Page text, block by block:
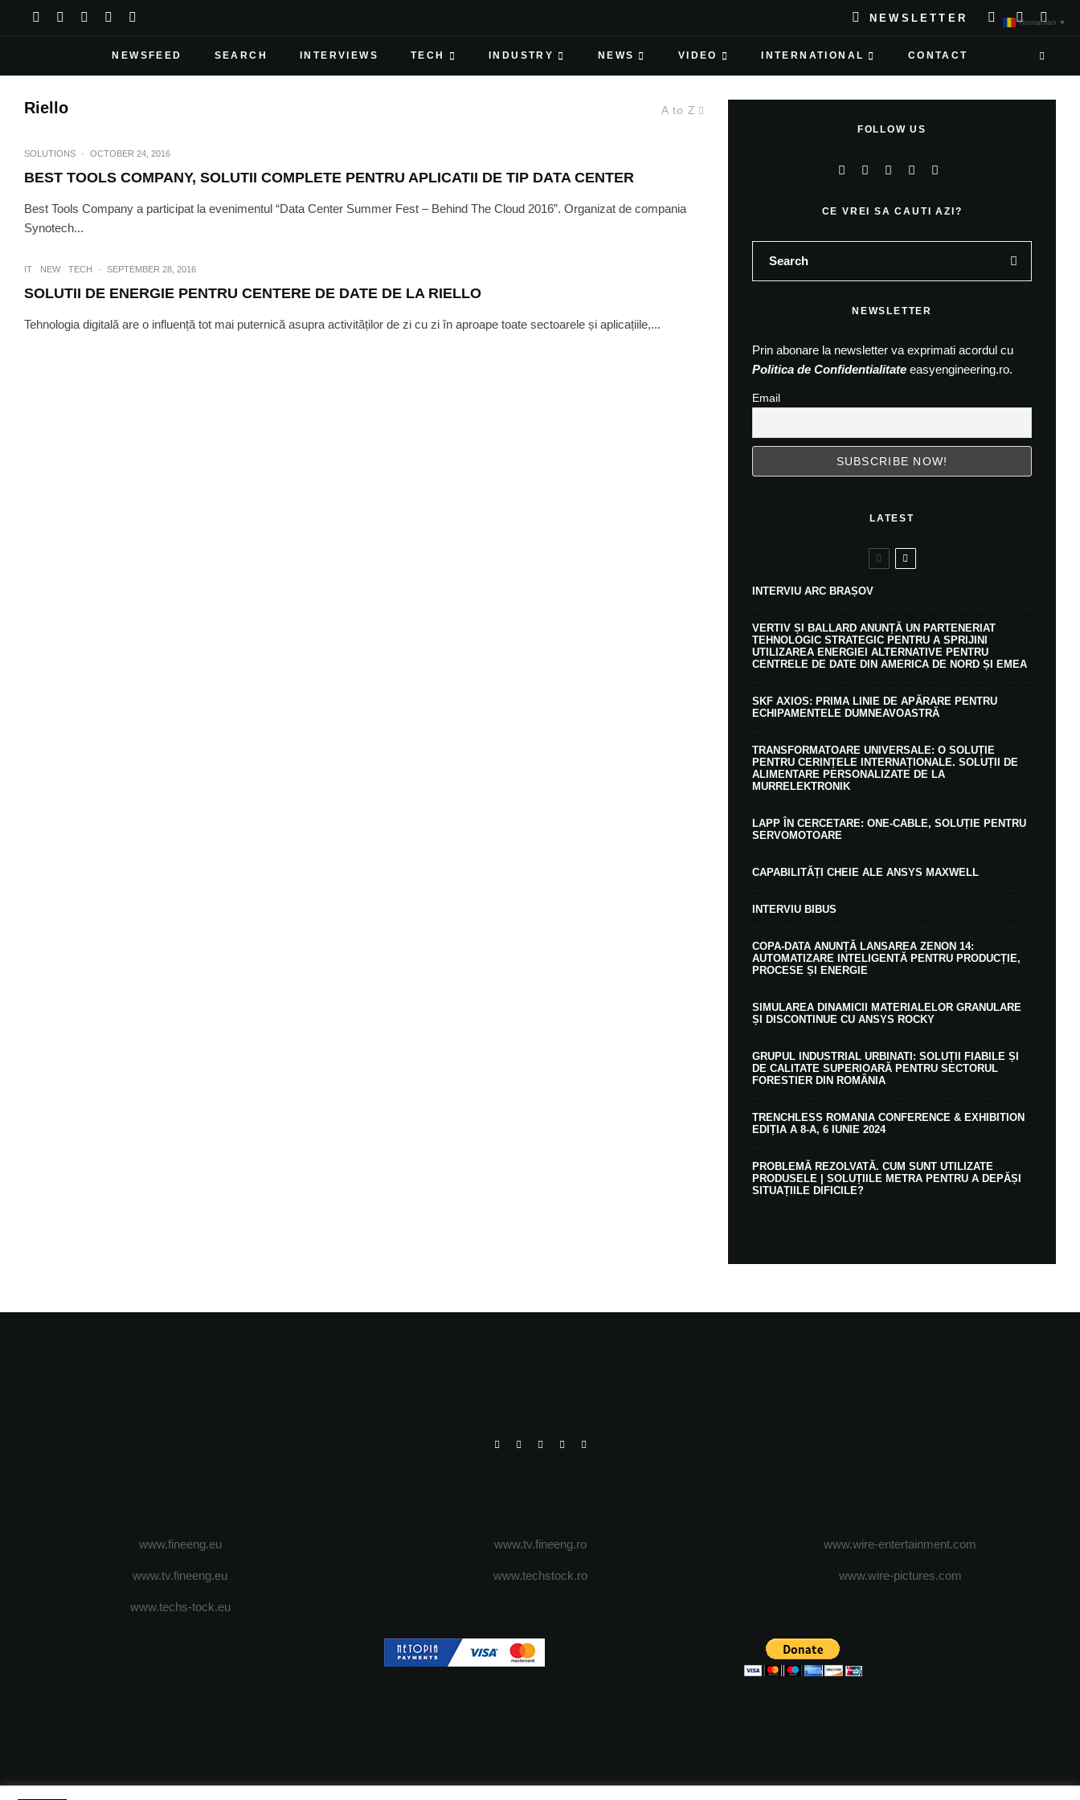
NEWSLETTER
NEWSFEED SEARCH INTERVIEWS TECH INDUSTRY NEWS VIDEO INTERNATIONAL CONTACT
A to Z
Riello
SOLUTIONS · OCTOBER 24, 2016
BEST TOOLS COMPANY, SOLUTII COMPLETE PENTRU APLICATII DE TIP DATA CENTER
Best Tools Company a participat la evenimentul “Data Center Summer Fest – Behind The Cloud 2016”. Organizat de compania
Synotech...
IT NEW TECH · SEPTEMBER 28, 2016
SOLUTII DE ENERGIE PENTRU CENTERE DE DATE DE LA RIELLO
Tehnologia digitală are o influență tot mai puternică asupra activităților de zi cu zi în aproape toate sectoarele și aplicațiile,...
FOLLOW US
CE VREI SA CAUTI AZI?
NEWSLETTER
Prin abonare la newsletter va exprimati acordul cu
Politica de Confidentialitate easyengineering.ro.
Email
LATEST
INTERVIU ARC BRAȘOV
VERTIV ȘI BALLARD ANUNȚĂ UN PARTENERIAT
TEHNOLOGIC STRATEGIC PENTRU A SPRIJINI
UTILIZAREA ENERGIEI ALTERNATIVE PENTRU
CENTRELE DE DATE DIN AMERICA DE NORD ȘI EMEA
SKF AXIOS: PRIMA LINIE DE APĂRARE PENTRU
ECHIPAMENTELE DUMNEAVOASTRĂ
TRANSFORMATOARE UNIVERSALE: O SOLUȚIE
PENTRU CERINȚELE INTERNAȚIONALE. SOLUȚII DE
ALIMENTARE PERSONALIZATE DE LA
MURRELEKTRONIK
LAPP ÎN CERCETARE: ONE-CABLE, SOLUȚIE PENTRU
SERVOMOTOARE
CAPABILITĂȚI CHEIE ALE ANSYS MAXWELL
INTERVIU BIBUS
COPA-DATA ANUNȚĂ LANSAREA ZENON 14:
AUTOMATIZARE INTELIGENTĂ PENTRU PRODUCȚIE,
PROCESE ȘI ENERGIE
SIMULAREA DINAMICII MATERIALELOR GRANULARE
ȘI DISCONTINUE CU ANSYS ROCKY
GRUPUL INDUSTRIAL URBINATI: SOLUȚII FIABILE ȘI
DE CALITATE SUPERIOARĂ PENTRU SECTORUL
FORESTIER DIN ROMÂNIA
TRENCHLESS ROMANIA CONFERENCE & EXHIBITION
EDIȚIA A 8-A, 6 IUNIE 2024
PROBLEMĂ REZOLVATĂ. CUM SUNT UTILIZATE
PRODUSELE | SOLUȚIILE METRA PENTRU A DEPĂȘI
SITUAȚIILE DIFICILE?
www.fineeng.eu
www.tv.fineeng.eu
www.techs-tock.eu
www.tv.fineeng.ro
www.techstock.ro
www.wire-entertainment.com
www.wire-pictures.com
Romanian ▼